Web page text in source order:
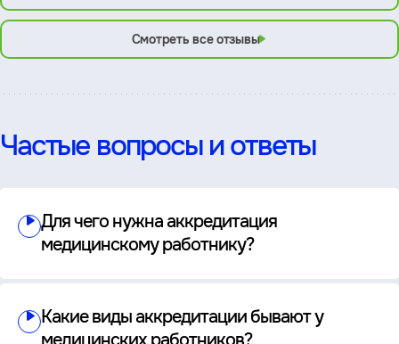
Смотреть все отзывы
Частые вопросы и ответы
Для чего нужна аккредитация
медицинскому работнику?
Какие виды аккредитации бывают у